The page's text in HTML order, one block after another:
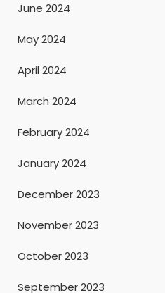
June 2024
May 2024
April 2024
March 2024
February 2024
January 2024
December 2023
November 2023
October 2023
September 2023